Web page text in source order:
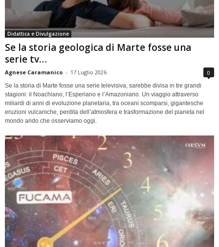
Didattica e Divulgazione
Se la storia geologica di Marte fosse una
serie tv…
Agnese Caramanico - 17 Luglio 2026 0
Se la storia di Marte fosse una serie televisiva, sarebbe divisa in tre grandi
stagioni: il Noachiano, l’Esperiano e l’Amazoniano. Un viaggio attraverso
miliardi di anni di evoluzione planetaria, tra oceani scomparsi, gigantesche
eruzioni vulcaniche, perdita dell’atmosfera e trasformazione del pianeta nel
mondo arido che osserviamo oggi.